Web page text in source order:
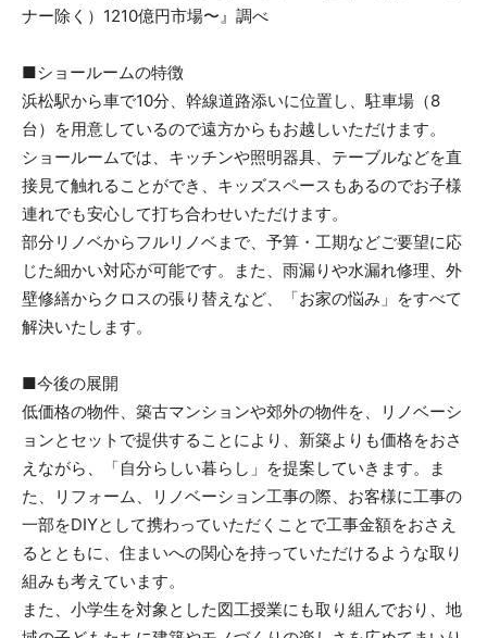
ナー除く）1210億円市場〜』調べ
■ショールームの特徴
浜松駅から車で10分、幹線道路添いに位置し、駐車場（8
台）を用意しているので遠方からもお越しいただけます。
ショールームでは、キッチンや照明器具、テーブルなどを直
接見て触れることができ、キッズスペースもあるのでお子様
連れでも安心して打ち合わせいただけます。
部分リノベからフルリノベまで、予算・工期などご要望に応
じた細かい対応が可能です。また、雨漏りや水漏れ修理、外
壁修繕からクロスの張り替えなど、「お家の悩み」をすべて
解決いたします。
■今後の展開
低価格の物件、築古マンションや郊外の物件を、リノベーシ
ョンとセットで提供することにより、新築よりも価格をおさ
えながら、「自分らしい暮らし」を提案していきます。ま
た、リフォーム、リノベーション工事の際、お客様に工事の
一部をDIYとして携わっていただくことで工事金額をおさえ
るとともに、住まいへの関心を持っていただけるような取り
組みも考えています。
また、小学生を対象とした図工授業にも取り組んでおり、地